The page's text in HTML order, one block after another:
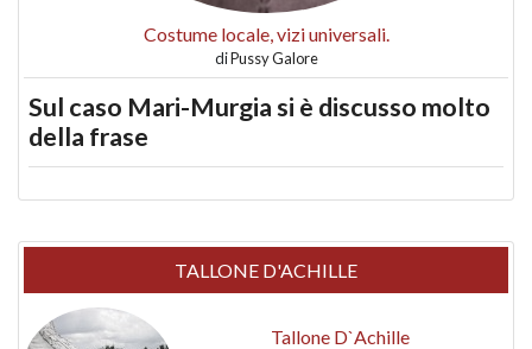
Costume locale, vizi universali.
diPussy Galore
Sul caso Mari-Murgia si è discusso molto
della frase
TALLONE D'ACHILLE
Tallone D`Achille